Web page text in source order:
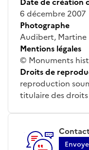
6 décembre 2007
Photographe
Audibert, Martine
Mentions légales
© Monuments
Droits de
reproduction
titulaire des